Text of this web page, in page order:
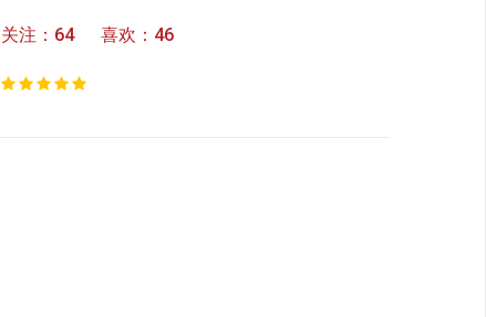
关注：64 喜欢：46